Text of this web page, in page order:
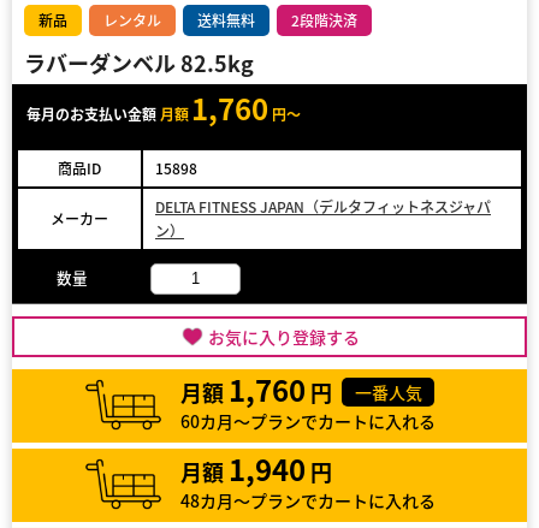
新品 レンタル 送料無料 2段階決済
ラバーダンベル 82.5kg
毎月のお支払い金額 月額 1,760 円～
商品ID 15898
メーカー
DELTA FITNESS JAPAN（デルタフィットネスジャパ
ン）
数量
お気に入り登録する
月額 1,760 円
一番人気
60カ月～プランでカートに入れる
月額 1,940 円
48カ月～プランでカートに入れる